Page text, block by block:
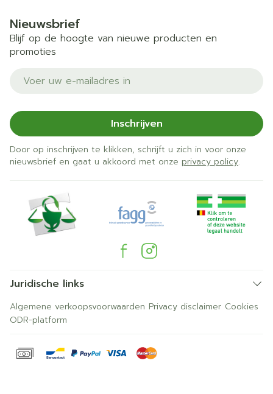
Nieuwsbrief
Blijf op de hoogte van nieuwe producten en
promoties
E-mail adres
Inschrijven
Door op inschrijven te klikken, schrijft u zich in voor onze
nieuwsbrief en gaat u akkoord met onze privacy policy.
Juridische links
Algemene verkoopsvoorwaarden Privacy disclaimer Cookies
ODR-platform